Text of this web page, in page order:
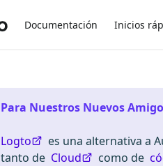
Documentación Inicios
Para Nuestros Nuevos
Logto
es una alternativa a
tanto de Cloud como de